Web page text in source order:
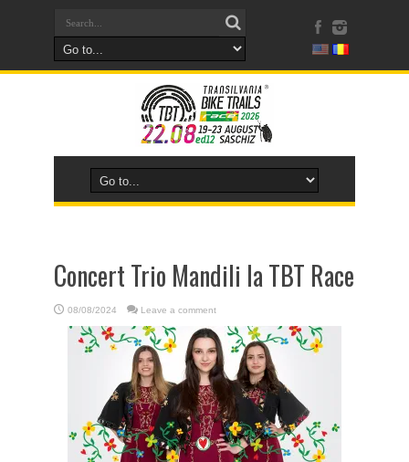
Concert Trio Mandili la TBT Race
08/08/2024 Leave a comment